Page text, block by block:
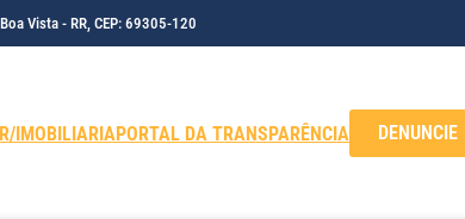
Vista - RR, CEP: 69305-120
IMOBILIARIAPORTAL DA TRANSPARÊNCIA DENUNCIE